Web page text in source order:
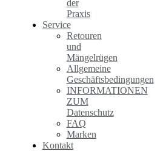
der
Praxis
Service
Retouren
und
Mängelrügen
Allgemeine
Geschäftsbedingungen
INFORMATIONEN
ZUM
Datenschutz
FAQ
Marken
Kontakt